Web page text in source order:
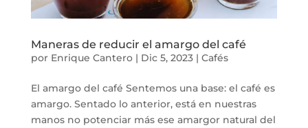
Maneras de reducir el amargo del café
por Enrique Cantero| Dic 5, 2023| Cafés
El amargo del café Sentemos una base: el café es
amargo. Sentado lo anterior, está en nuestras
manos no potenciar más ese amargor natural del